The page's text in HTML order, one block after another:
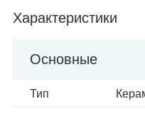
Характеристики
Основные
Тип